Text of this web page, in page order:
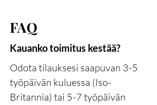
FAQ
Kauanko toimitus kestää?
Odota tilauksesi saapuvan 3-5
työpäivän kuluessa (Iso-
Britannia) tai 5-7 työpäivän